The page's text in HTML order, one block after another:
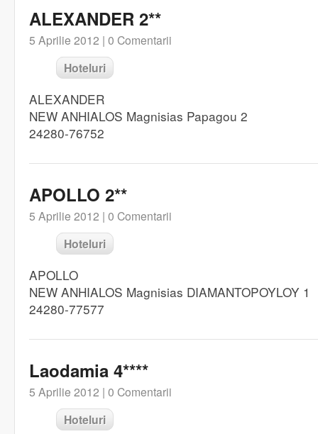
ALEXANDER 2**
5 Aprilie 2012 | 0 Comentarii
Hoteluri
ALEXANDER
NEW ANHIALOS Magnisias Papagou 2
24280-76752
APOLLO 2**
5 Aprilie 2012 | 0 Comentarii
Hoteluri
APOLLO
NEW ANHIALOS Magnisias DIAMANTOPOYLOY 1
24280-77577
Laodamia 4****
5 Aprilie 2012 | 0 Comentarii
Hoteluri